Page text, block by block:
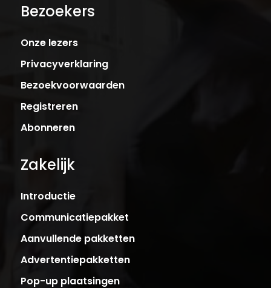
Bezoekers
Onze lezers
Privacyverklaring
Bezoekvoorwaarden
Registreren
Abonneren
Zakelijk
Introductie
Communicatiepakket
Aanvullende pakketten
Advertentiepakketten
Pop-up plaatsingen